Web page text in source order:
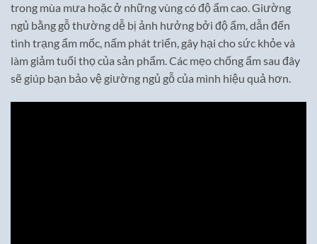
trong mùa mưa hoặc ở những vùng có độ ẩm cao. Giường
ngủ bằng gỗ thường dễ bị ảnh hưởng bởi độ ẩm, dẫn đến
tình trạng ẩm mốc, nấm phát triển, gây hại cho sức khỏe và
làm giảm tuổi thọ của sản phẩm. Các mẹo chống ẩm sau đây
sẽ giúp bạn bảo vệ giường ngủ gỗ của mình hiệu quả hơn.